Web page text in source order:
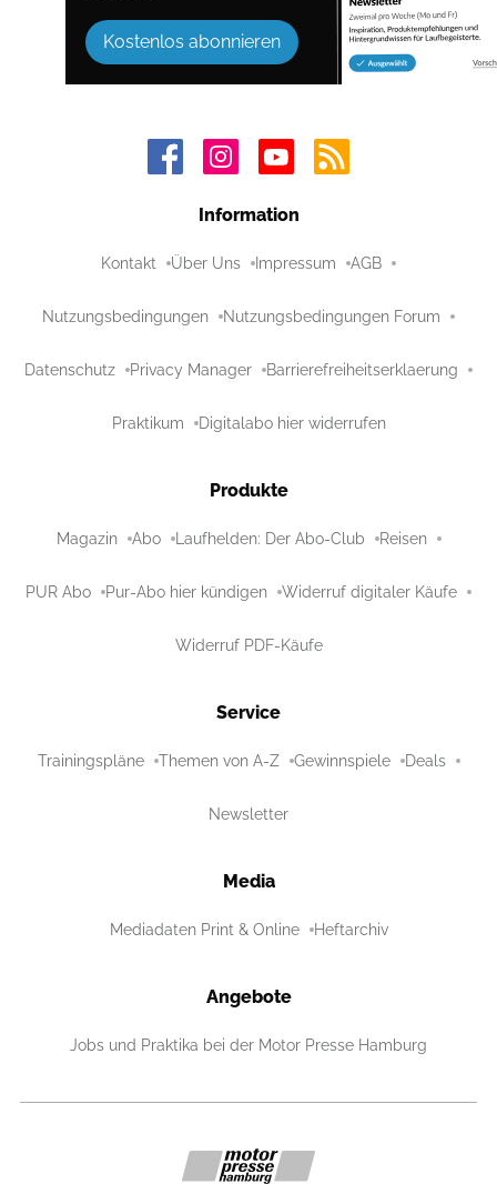
Kostenlos abonnieren
Information
Kontakt Über Uns Impressum AGB
Nutzungsbedingungen Nutzungsbedingungen Forum
Datenschutz Privacy Manager Barrierefreiheitserklaerung
Praktikum Digitalabo hier widerrufen
Produkte
Magazin Abo Laufhelden: Der Abo-Club Reisen
PUR Abo Pur-Abo hier kündigen Widerruf digitaler Käufe
Widerruf PDF-Käufe
Service
Trainingspläne Themen von A-Z Gewinnspiele Deals
Newsletter
Media
Mediadaten Print & Online Heftarchiv
Angebote
Jobs und Praktika bei der Motor Presse Hamburg